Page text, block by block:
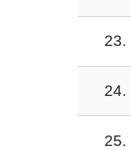
23
24
25